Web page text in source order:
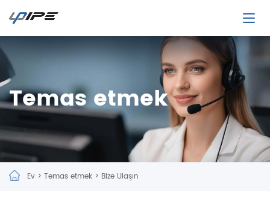
Temas etmek
Ev > Temas etmek > Bize Ulaşın